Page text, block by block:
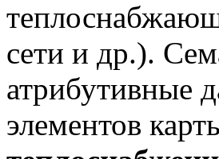
сети и др.).
атрибутивные
элементов